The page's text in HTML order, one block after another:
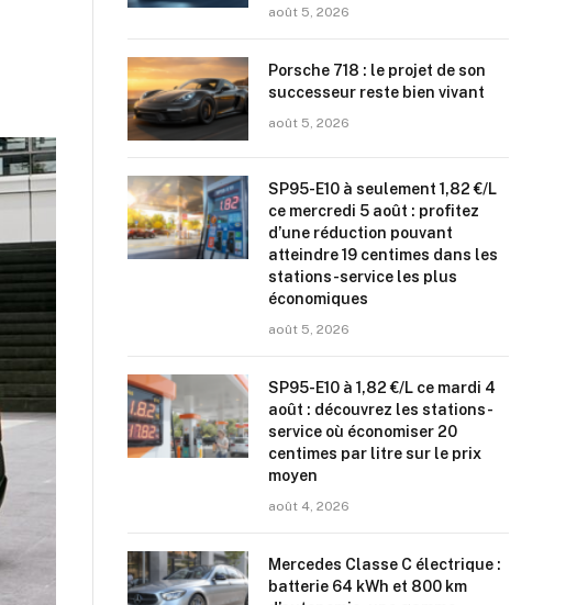
août 5, 2026
Porsche 718 : le projet de son
successeur reste bien vivant
août 5, 2026
SP95-E10 à seulement 1,82 €/L
ce mercredi 5 août : profitez
d’une réduction pouvant
atteindre 19 centimes dans les
stations-service les plus
économiques
août 5, 2026
SP95-E10 à 1,82 €/L ce mardi 4
août : découvrez les stations-
service où économiser 20
centimes par litre sur le prix
moyen
août 4, 2026
Mercedes Classe C électrique :
batterie 64 kWh et 800 km